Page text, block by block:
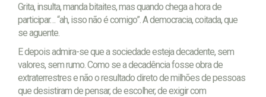
Grita, insulta, manda bitaites, mas quando chega a hora de
participar… “ah, isso não é comigo”. A democracia, coitada, que
se aguente.
E depois admira-se que a sociedade esteja decadente, sem
valores, sem rumo. Como se a decadência fosse obra de
extraterrestres e não o resultado direto de milhões de pessoas
que desistiram de pensar, de escolher, de exigir com